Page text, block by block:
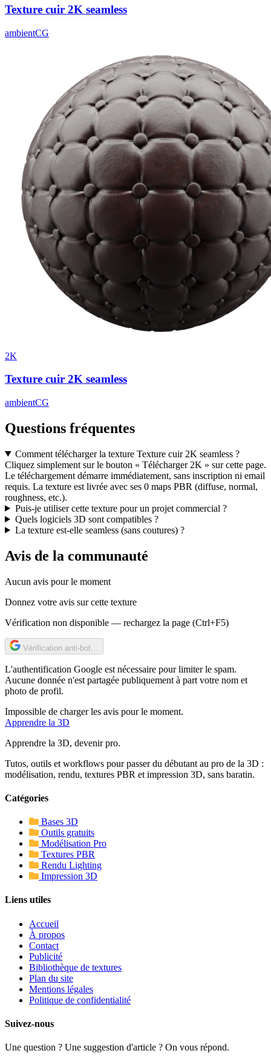
Texture cuir 2K seamless
ambientCG
2K
Texture cuir 2K seamless
ambientCG
Questions fréquentes
Comment télécharger la texture Texture cuir 2K seamless ?
Cliquez simplement sur le bouton « Télécharger 2K » sur cette page.
Le téléchargement démarre immédiatement, sans inscription ni email
requis. La texture est livrée avec ses 0 maps PBR (diffuse, normal,
roughness, etc.).
Puis-je utiliser cette texture pour un projet commercial ?
Quels logiciels 3D sont compatibles ?
La texture est-elle seamless (sans coutures) ?
Avis de la communauté
Aucun avis pour le moment
Donnez votre avis sur cette texture
Vérification non disponible — rechargez la page (Ctrl+F5)
Vérification anti-bot…
L'authentification Google est nécessaire pour limiter le spam.
Aucune donnée n'est partagée publiquement à part votre nom et
photo de profil.
Impossible de charger les avis pour le moment.
Apprendre la 3D
Apprendre la 3D, devenir pro.
Tutos, outils et workflows pour passer du débutant au pro de la 3D :
modélisation, rendu, textures PBR et impression 3D, sans baratin.
Catégories
Bases 3D
Outils gratuits
Modélisation Pro
Textures PBR
Rendu Lighting
Impression 3D
Liens utiles
Accueil
À propos
Contact
Publicité
Bibliothèque de textures
Plan du site
Mentions légales
Politique de confidentialité
Suivez-nous
Une question ? Une suggestion d'article ? On vous répond.